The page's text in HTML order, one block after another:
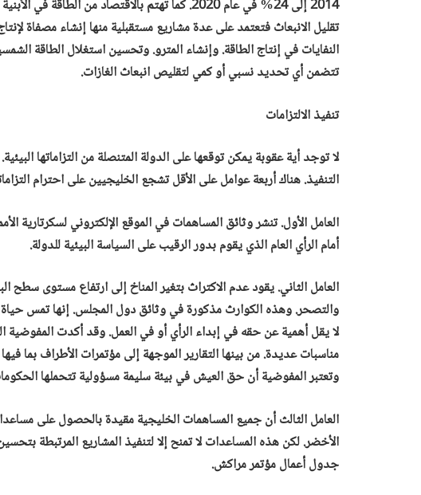
2014 إلى 24% في عام 2020. كما تهتم بالاقتصاد من
تقليل الانبعاث فتعتمد على عدة مشاريع مستقبلية منها إنشاء مصفاة
النفايات في إنتاج الطاقة. وإنشاء المترو. وتحسين استغلال الطاقة
تتضمن أي تحديد نسبي أو كمي لتقليص انبعاث الغازات.
تنفيذ الالتزامات
لا توجد أية عقوبة يمكن توقعها على الدولة المتنصلة من التزاماتها
التنفيذ. هناك أربعة عوامل على الأقل تشجع الخليجيين على احترام
العامل الأول. تنشر وثائق المساهمات في الموقع الإلكتروني لسكرتارية
أمام الرأي العام الذي يقوم بدور الرقيب على السياسة البيئية للدولة.
العامل الثاني. يقود عدم الاكتراث بتغير المناخ إلى ارتفاع مستوى سطح
والتصحر. وهذه الكوارث مذكورة في وثائق دول المجلس. إنها تمس
لا يقل أهمية عن حقه في إبداء الرأي أو في العمل. وقد أكدت المفوضية
وتعتبر المفوضية أن حق العيش في بيئة سليمة مسؤولية تتحملها
العامل الثالث أن جميع المساهمات الخليجية مقيدة بالحصول على
الأخضر. لكن هذه المساعدات لا تمنح إلا لتنفيذ المشاريع المرتبطة
جدول أعمال مؤتمر مراكش.